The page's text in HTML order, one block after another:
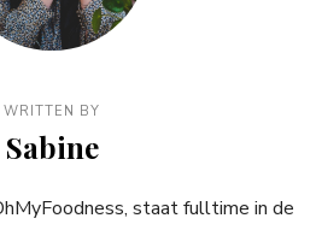
WRITTEN BY
Sabine
staat fulltime in de